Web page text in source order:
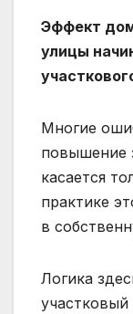
Эффект
улицы
Многие
повышение
касается
практике
в
Логика